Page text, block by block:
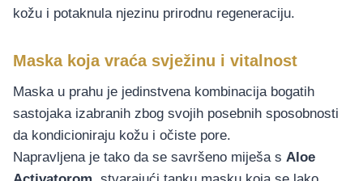
kožu i potaknula njezinu prirodnu regeneraciju.
Maska koja vraća svježinu i vitalnost
Maska u prahu je jedinstvena kombinacija bogatih
sastojaka izabranih zbog svojih posebnih sposobnosti
da kondicioniraju kožu i očiste pore.
Naprav­ljena je tako da se savršeno miješa s Aloe